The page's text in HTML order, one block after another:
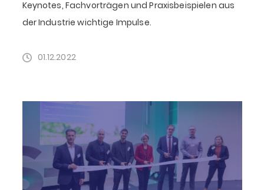
Keynotes, Fachvorträgen und Praxisbeispielen aus
der Industrie wichtige Impulse.
01.12.2022